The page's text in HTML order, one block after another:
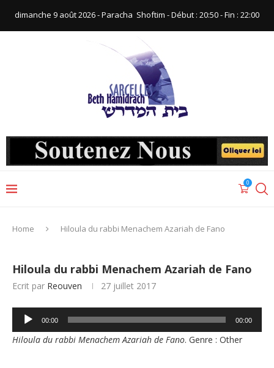
dimanche 9 août 2026 - Paracha ‪ Shoftim‬ - Début : 20:50‬ - Fin : ‪22:00‬
0
Home Hiloula du rabbi Menachem Azariah de Fano
Hiloula du rabbi Menachem Azariah de Fano
Ecrit par Reouven 27 juillet 2017
Lecteur
audio
00:00 00:00
Hiloula du rabbi Menachem Azariah de Fano. Genre : Other